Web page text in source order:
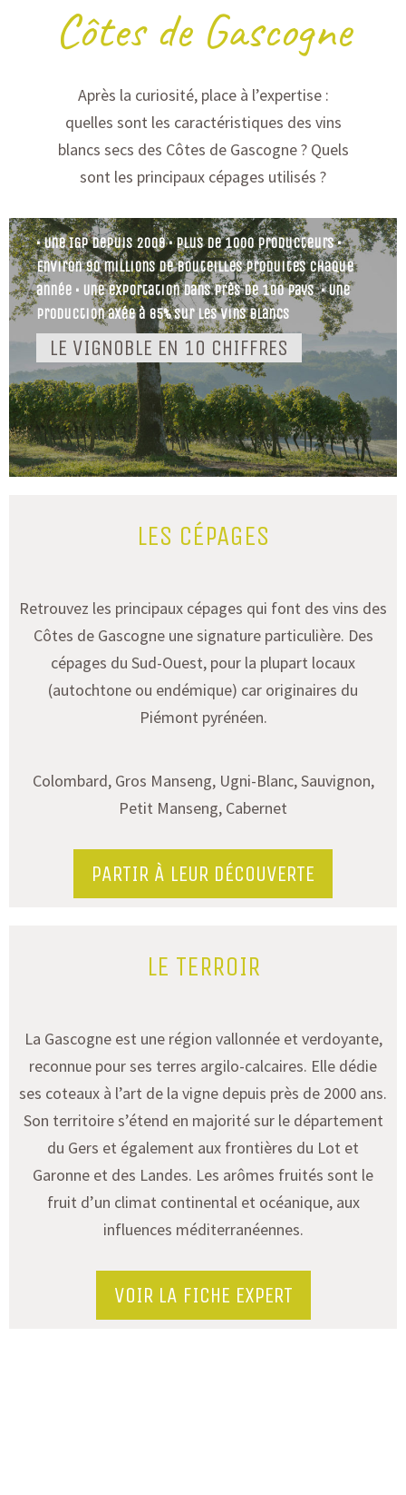
Côtes de Gascogne
Après la curiosité, place à l’expertise :
quelles sont les caractéristiques des vins
blancs secs des Côtes de Gascogne ? Quels
sont les principaux cépages utilisés ?
LES VINS CÔTES DE GASCOGNE,
• Une IGP depuis 2009 • Plus de 1000 producteurs •
Environ 90 millions de bouteilles produites chaque
année • Une exportation dans près de 100 pays • Une
production axée à 85% sur les vins blancs
LE VIGNOBLE EN 10 CHIFFRES
LES CÉPAGES
Retrouvez les principaux cépages qui font des vins des
Côtes de Gascogne une signature particulière. Des
cépages du Sud-Ouest, pour la plupart locaux
(autochtone ou endémique) car originaires du
Piémont pyrénéen.
Colombard, Gros Manseng, Ugni-Blanc, Sauvignon,
Petit Manseng, Cabernet
PARTIR À LEUR DÉCOUVERTE
LE TERROIR
La Gascogne est une région vallonnée et verdoyante,
reconnue pour ses terres argilo-calcaires. Elle dédie
ses coteaux à l’art de la vigne depuis près de 2000 ans.
Son territoire s’étend en majorité sur le département
du Gers et également aux frontières du Lot et
Garonne et des Landes. Les arômes fruités sont le
fruit d’un climat continental et océanique, aux
influences méditerranéennes.
VOIR LA FICHE EXPERT